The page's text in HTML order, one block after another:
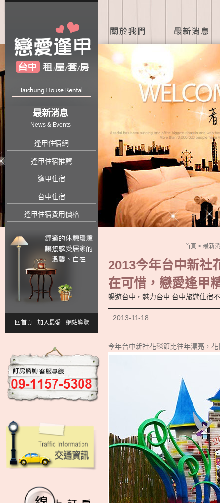
最新消息
News & Events
逢甲住宿網
逢甲住宿推薦
逢甲住宿
台中住宿
逢甲住宿費用價格
回首頁 加入最愛 網站導覽
首頁 > 最新
2013今年台中新社
在可惜，戀愛逢甲
暢遊台中，魅力台中 台中旅遊住宿
2013-11-18
今年台中新社花毯節比往年漂亮，